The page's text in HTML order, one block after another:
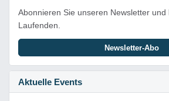
Aktuelle Events
Abonnieren Sie unseren Newsletter und
Laufenden.
Newsletter-Abo